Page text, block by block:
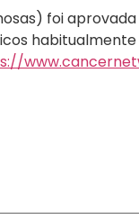
foi aprovada
habitualmente